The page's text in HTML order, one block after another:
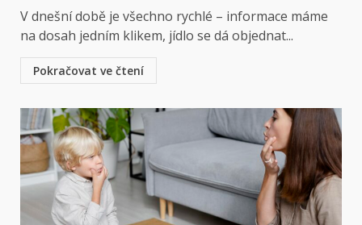
V dnešní době je všechno rychlé – informace máme
na dosah jedním klikem, jídlo se dá objednat...
Pokračovat ve čtení